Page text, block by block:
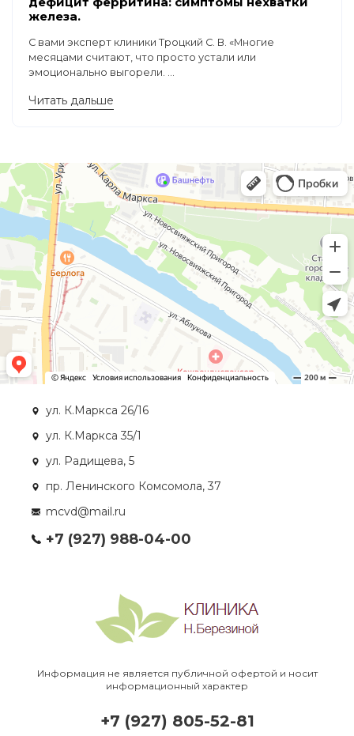
железа.
С вами эксперт клиники Троцкий С. В. «Многие
месяцами считают, что просто устали или
эмоционально выгорели. ...
Читать дальше
ул. К.Маркса 26/16
ул. К.Маркса 35/1
ул. Радищева, 5
пр. Ленинского Комсомола, 37
mcvd@mail.ru
+7 (927) 988-04-00
Информация не является публичной офертой и носит
информационный характер
+7 (927) 805-52-81